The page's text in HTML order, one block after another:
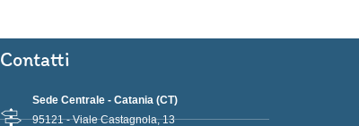
Contatti
Sede Centrale - Catania (CT)
95121 - Viale Castagnola, 13